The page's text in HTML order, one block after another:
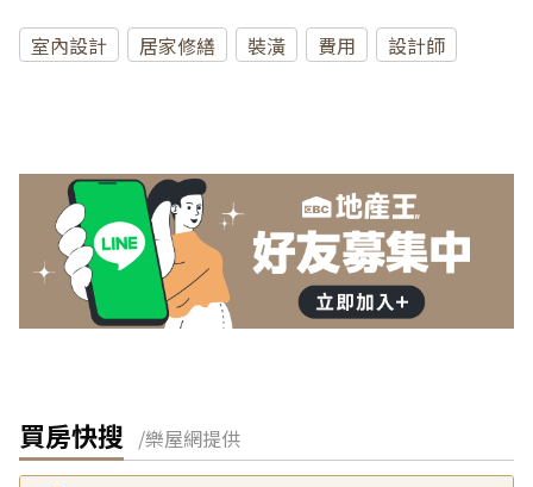
室內設計 居家修繕 裝潢 費用 設計師
買房快搜 /樂屋網提供